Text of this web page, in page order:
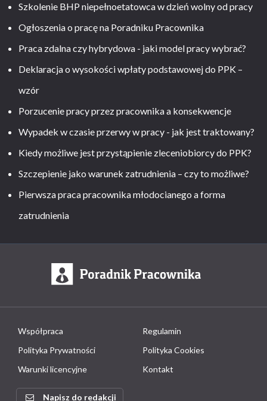
Szkolenie BHP niepełnoetatowca w dzień wolny od pracy
Ogłoszenia o pracę na Poradniku Pracownika
Praca zdalna czy hybrydowa - jaki model pracy wybrać?
Deklaracja o wysokości wpłaty podstawowej do PPK –
wzór
Porzucenie pracy przez pracownika a konsekwencje
Wypadek w czasie przerwy w pracy - jak jest traktowany?
Kiedy możliwe jest przystąpienie zleceniobiorcy do PPK?
Szczepienie jako warunek zatrudnienia – czy to możliwe?
Pierwsza praca pracownika młodocianego a forma
zatrudnienia
Współpraca
Regulamin
Polityka Prywatności
Polityka Cookies
Warunki licencyjne
Kontakt
Napisz do redakcji